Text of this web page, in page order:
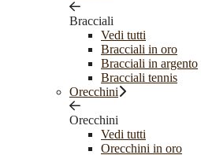
Bracciali
Vedi tutti
Bracciali in oro
Bracciali in argento
Bracciali tennis
Orecchini
Orecchini
Vedi tutti
Orecchini in oro